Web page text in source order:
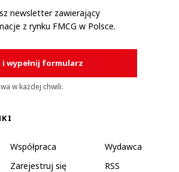
newsletter zawierający
z rynku FMCG w Polsce.
i wypełnij formularz
w każdej chwili.
Współpraca
Wydawca
Zarejestruj się
RSS